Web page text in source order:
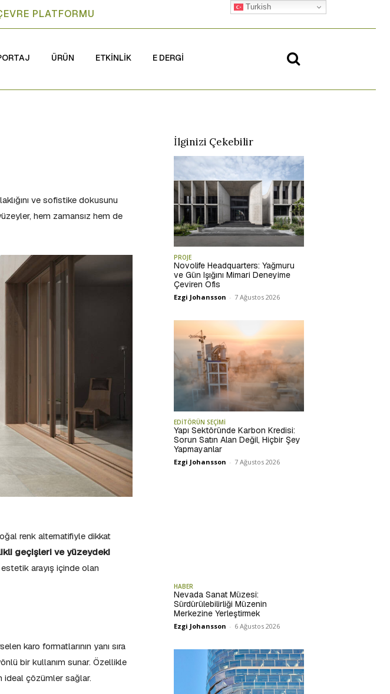
PLATFORMU
ÜRÜN ETKİNLİK E DERGİ
ve sofistike dokusunu
hem zamansız hem de
renk alternatifiyle dikkat
geçişleri ve yüzeydeki
arayış içinde olan
karo formatlarının yanı sıra
bir kullanım sunar. Özellikle
ideal çözümler sağlar.
İlginizi Çekebilir
PROJE
Novolife Headquarters: Yağmuru
ve Gün Işığını Mimari Deneyime
Çeviren Ofis
Ezgi Johansson - 7 Ağustos 2026
EDİTÖRÜN SEÇİMİ
Yapı Sektöründe Karbon Kredisi:
Sorun Satın Alan Değil, Hiçbir Şey
Yapmayanlar
Ezgi Johansson - 7 Ağustos 2026
HABER
Nevada Sanat Müzesi:
Sürdürülebilirliği Müzenin
Merkezine Yerleştirmek
Ezgi Johansson - 6 Ağustos 2026
Turkish